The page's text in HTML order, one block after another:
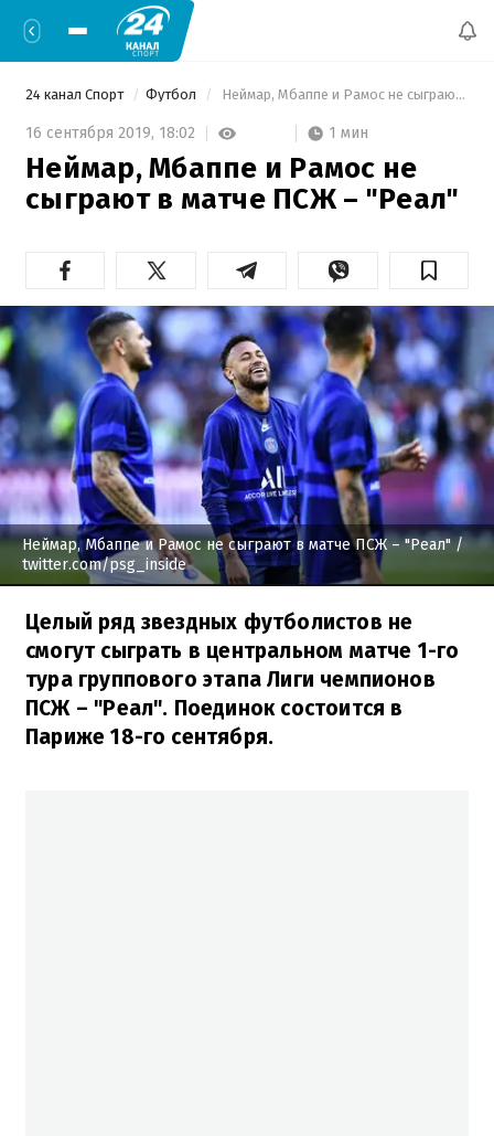
24 канал Спорт Футбол Неймар, Мбаппе и Рамос не сыграют в матче ПСЖ – "Реал"
16 сентября 2019, 18:02 1 мин
Неймар, Мбаппе и Рамос не
сыграют в матче ПСЖ – "Реал"
Неймар, Мбаппе и Рамос не сыграют в матче ПСЖ – "Реал" /
twitter.com/psg_inside
Целый ряд звездных футболистов не
смогут сыграть в центральном матче 1-го
тура группового этапа Лиги чемпионов
ПСЖ – "Реал". Поединок состоится в
Париже 18-го сентября.